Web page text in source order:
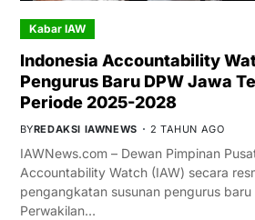
Kabar IAW
Indonesia Accountability
Pengurus Baru DPW Jawa
Periode 2025-2028
BYREDAKSI IAWNEWS 2 TAHUN AGO
IAWNews.com – Dewan Pimpinan
Accountability Watch (IAW) secara
pengangkatan susunan pengurus
Perwakilan…